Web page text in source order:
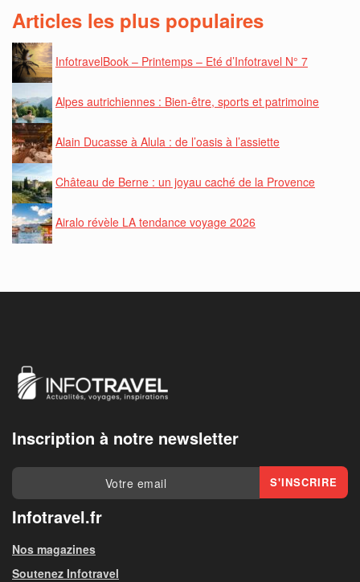
Articles les plus populaires
InfotravelBook – Printemps – Eté d’Infotravel N° 7
Alpes autrichiennes : Bien-être, sports et patrimoine
Alain Ducasse à Alula : de l’oasis à l’assiette
Château de Berne : un joyau caché de la Provence
Airalo révèle LA tendance voyage 2026
Inscription à notre newsletter
Infotravel.fr
Nos magazines
Soutenez Infotravel